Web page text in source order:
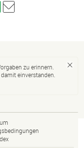
zu erinnern.
einverstanden.